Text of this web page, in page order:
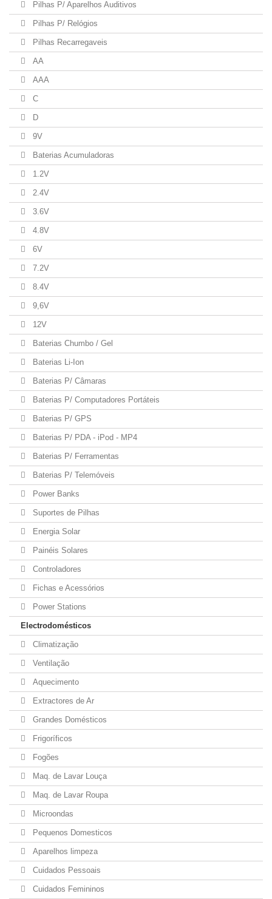
Pilhas P/ Aparelhos Auditivos
Pilhas P/ Relógios
Pilhas Recarregaveis
AA
AAA
C
D
9V
Baterias Acumuladoras
1.2V
2.4V
3.6V
4.8V
6V
7.2V
8.4V
9,6V
12V
Baterias Chumbo / Gel
Baterias Li-Ion
Baterias P/ Câmaras
Baterias P/ Computadores Portáteis
Baterias P/ GPS
Baterias P/ PDA - iPod - MP4
Baterias P/ Ferramentas
Baterias P/ Telemóveis
Power Banks
Suportes de Pilhas
Energia Solar
Painéis Solares
Controladores
Fichas e Acessórios
Power Stations
Electrodomésticos
Climatização
Ventilação
Aquecimento
Extractores de Ar
Grandes Domésticos
Frigoríficos
Fogões
Maq. de Lavar Louça
Maq. de Lavar Roupa
Microondas
Pequenos Domesticos
Aparelhos limpeza
Cuidados Pessoais
Cuidados Femininos